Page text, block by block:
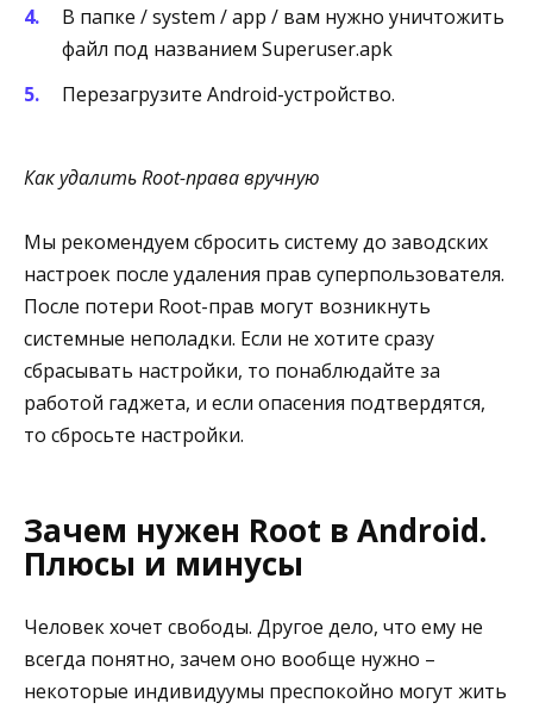
В папке / system / app / вам нужно уничтожить
файл под названием Superuser.apk
Перезагрузите Android-устройство.
Как удалить Root​-права вручную
Мы рекомендуем сбросить систему до заводских
настроек после удаления прав суперпользователя.
После потери Root-прав могут возникнуть
системные неполадки. Если не хотите сразу
сбрасывать настройки, то понаблюдайте за
работой гаджета, и если опасения подтвердятся,
то сбросьте настройки.
Зачем нужен Root в Android.
Плюсы и минусы
Человек хочет свободы. Другое дело, что ему не
всегда понятно, зачем оно вообще нужно –
некоторые индивидуумы преспокойно могут жить